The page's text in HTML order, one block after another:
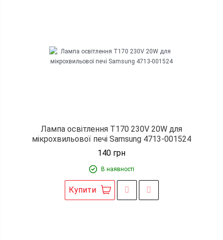
Лампа освітлення T170 230V 20W для
мікрохвильової печі Samsung 4713-001524
140 грн
В наявності
Купити